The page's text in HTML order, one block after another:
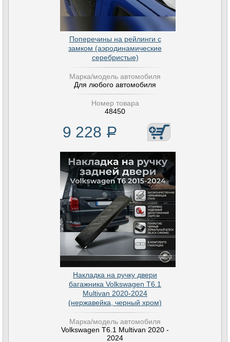
Поперечины на рейлинги с
замком (аэродинамические
серебристые)
Марка/модель автомобиля
Для любого автомобиля
Номер товара
48450
9 228 Р
Накладка на ручку двери
багажника Volkswagen T6.1
Multivan 2020-2024
(нержавейка, черный хром)
Марка/модель автомобиля
Volkswagen T6.1 Multivan 2020 -
2024